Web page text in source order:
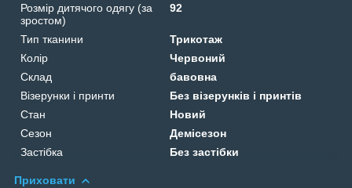
Розмір дитячого одягу (за
зростом)
92
Тип тканини
Трикотаж
Колір
Червоний
Склад
бавовна
Візерунки і принти
Без візерунків і принтів
Стан
Новий
Сезон
Демісезон
Застібка
Без застібки
Приховати